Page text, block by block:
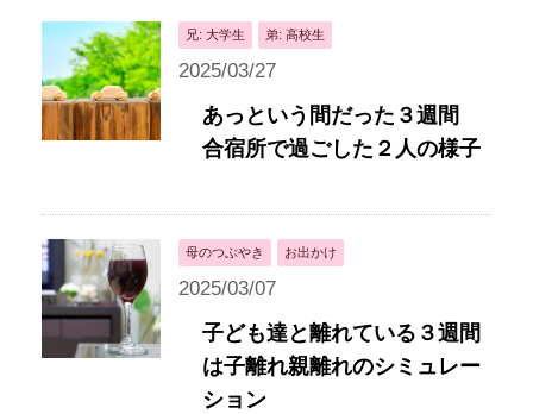
兄: 大学生 弟: 高校生
2025/03/27
あっという間だった３週間
合宿所で過ごした２人の様子
母のつぶやき お出かけ
2025/03/07
子ども達と離れている３週間
は子離れ親離れのシミュレー
ション